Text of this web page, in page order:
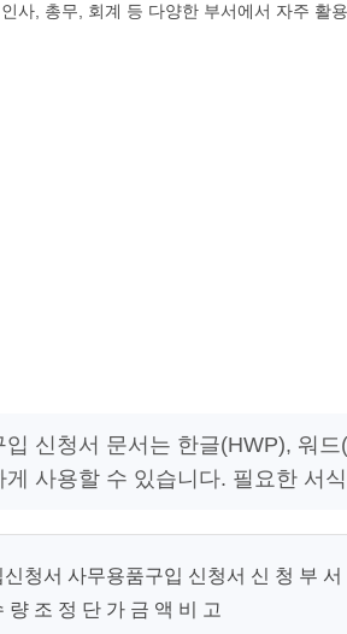
사, 총무, 회계 등 다양한 부서에서 자주 활
입 신청서 문서는 한글(HWP), 워
게 사용할 수 있습니다. 필요한 서
청서 사무용품구입 신청서 신 청 부
량 조 정 단 가 금 액 비 고